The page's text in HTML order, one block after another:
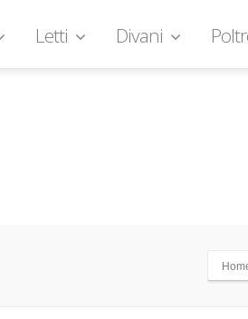
Letti Divani